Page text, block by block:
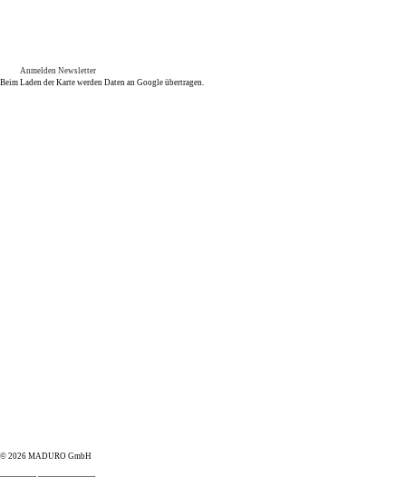
Anmelden Newsletter
Beim Laden der Karte werden Daten an Google übertragen.
© 2026 MADURO GmbH